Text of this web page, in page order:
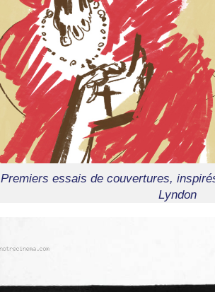
Premiers essais de couvertures,
Lyndon